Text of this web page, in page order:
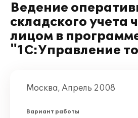
Ведение
складского учета
лицом в
"1С:Управление
Москва, Апрель 2008
Вариант работы